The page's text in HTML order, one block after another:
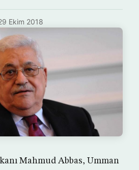
Ekim 2018
Mahmud Abbas, Umman